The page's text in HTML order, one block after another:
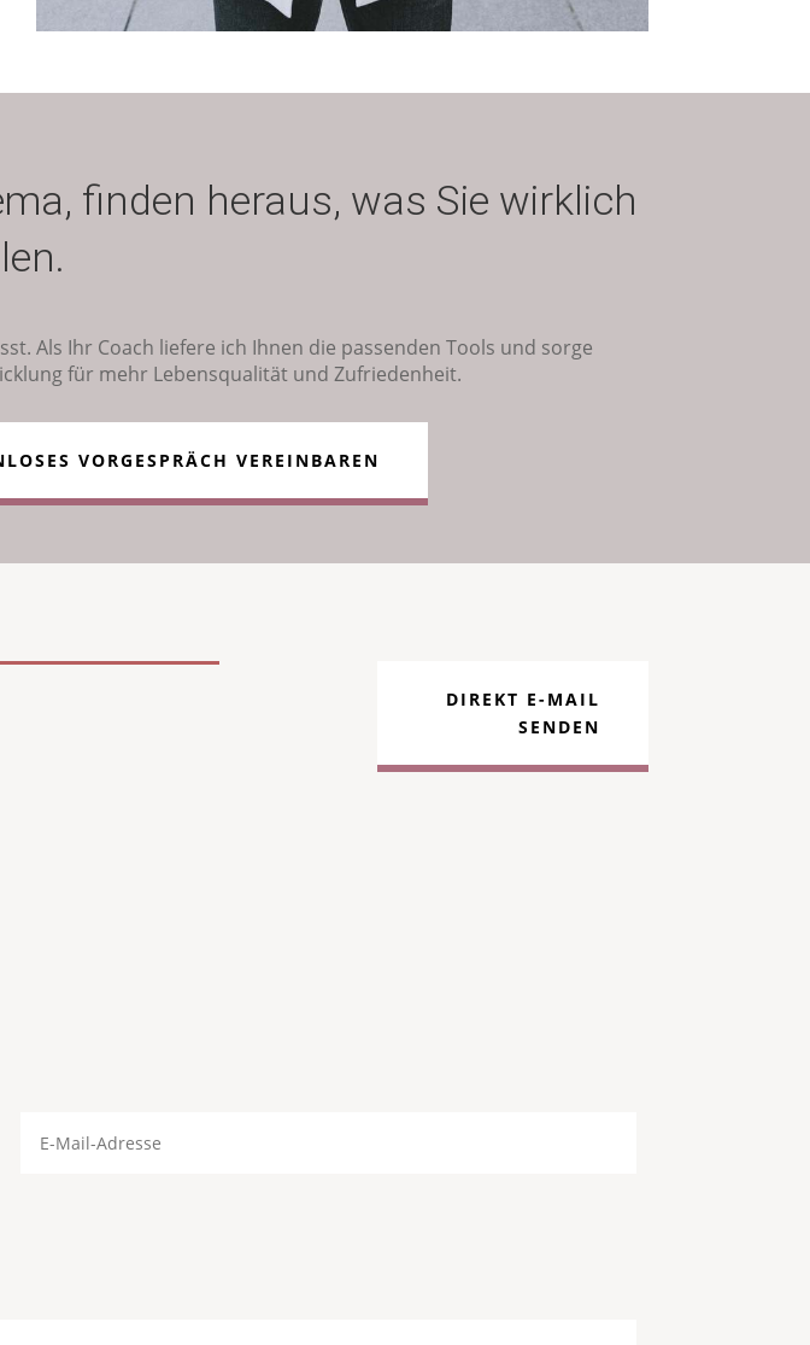
finden heraus, was Sie wirklich
Als Ihr Coach liefere ich Ihnen die passenden Tools und sorge
für mehr Lebensqualität und Zufriedenheit.
VORGESPRÄCH VEREINBAREN
DIREKT E-MAIL
SENDEN